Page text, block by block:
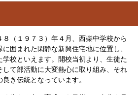
（１９７３）年４月、西柴中学校から
囲まれた閑静な新興住宅地に位置し、
校といえます。開校当初より、生徒た
して部活動に大変熱心に取り組み、それ
き伝統となっています。